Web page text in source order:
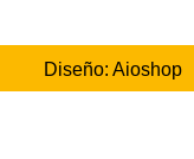
Diseño: Aioshop